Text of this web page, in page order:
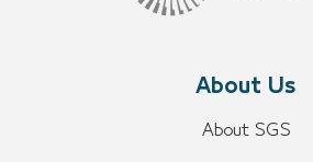
About Us
About SGS